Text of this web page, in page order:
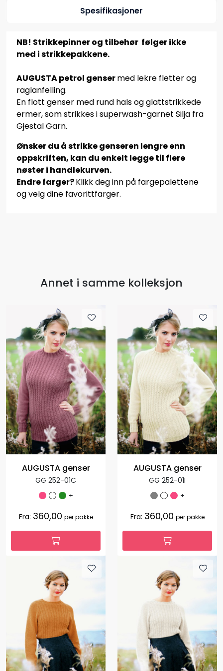
Spesifikasjoner
NB! Strikkepinner og tilbehør følger ikke
med i strikkepakkene.
AUGUSTA petrol gensermed lekre fletter og
raglanfelling.
En flott genser med rund hals og glattstrikkede
ermer, som strikkes i superwash-garnet Silja fra
Gjestal Garn.
Ønsker du å strikke genseren lengre enn
oppskriften, kan du enkelt legge til flere
nøster i handlekurven.
Endre farger?Klikk deg inn på fargepalettene
og velg dine favorittfarger.
Annet i samme kolleksjon
AUGUSTA genser
GG 252-01C
+
Fra: 360,00 per pakke
AUGUSTA genser
GG 252-01I
+
Fra: 360,00 per pakke